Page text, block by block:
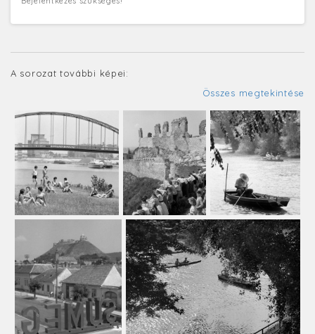
A sorozat további képei:
Összes megtekintése